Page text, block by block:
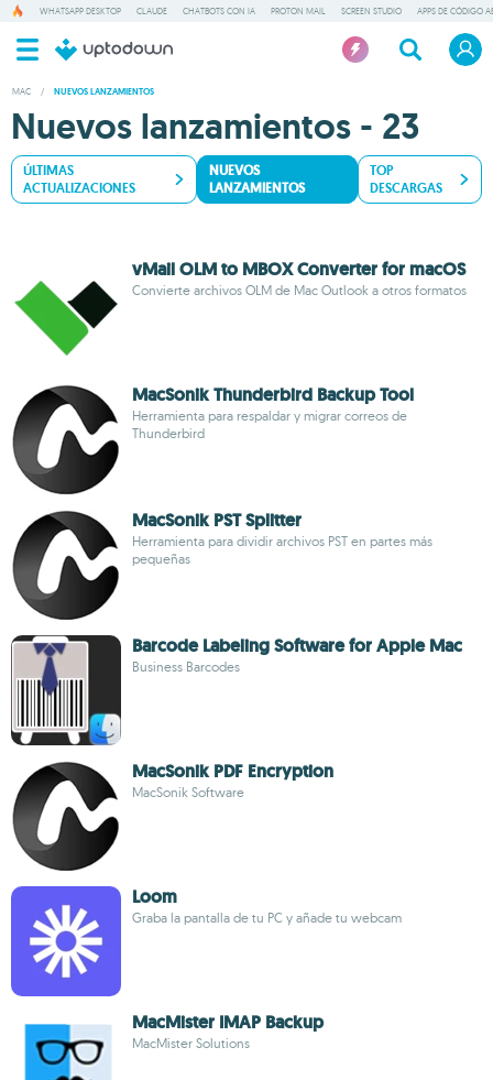
WHATSAPP DESKTOP CLAUDE CHATBOTS CON IA PROTON MAIL SCREEN STUDIO APPS DE CÓDIGO
MAC / NUEVOS LANZAMIENTOS
Nuevos lanzamientos - 23
ÚLTIMAS
ACTUALIZACIONES
NUEVOS
LANZAMIENTOS
TOP
DESCARGAS
vMail OLM to MBOX Converter for macOS
Convierte archivos OLM de Mac Outlook a otros formatos
MacSonik Thunderbird Backup Tool
Herramienta para respaldar y migrar correos de
Thunderbird
MacSonik PST Splitter
Herramienta para dividir archivos PST en partes más
pequeñas
Barcode Labeling Software for Apple Mac
Business Barcodes
MacSonik PDF Encryption
MacSonik Software
Loom
Graba la pantalla de tu PC y añade tu webcam
MacMister IMAP Backup
MacMister Solutions